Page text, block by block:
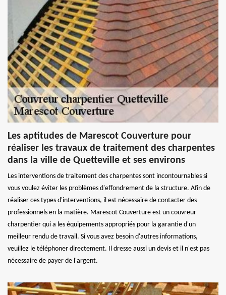
Les aptitudes de Marescot Couverture pour
réaliser les travaux de traitement des charpentes
dans la ville de Quetteville et ses environs
Les interventions de traitement des charpentes sont incontournables si
vous voulez éviter les problèmes d'effondrement de la structure. Afin de
réaliser ces types d'interventions, il est nécessaire de contacter des
professionnels en la matière. Marescot Couverture est un couvreur
charpentier qui a les équipements appropriés pour la garantie d'un
meilleur rendu de travail. Si vous avez besoin d'autres informations,
veuillez le téléphoner directement. Il dresse aussi un devis et il n'est pas
nécessaire de payer de l'argent.